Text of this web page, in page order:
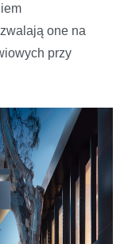
one na
przy